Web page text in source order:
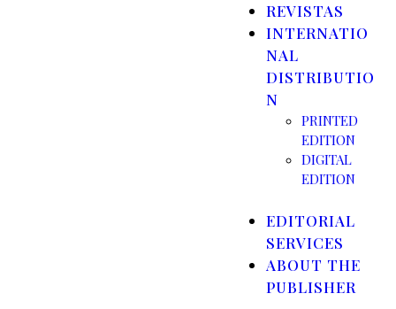
REVISTAS
INTERNATIO
NAL
DISTRIBUTIO
N
PRINTED
EDITION
DIGITAL
EDITION
EDITORIAL
SERVICES
ABOUT THE
PUBLISHER